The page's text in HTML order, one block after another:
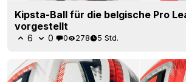
Kipsta-Ball für die belgische Pro
vorgestellt
6 0 0 278 5 Std.